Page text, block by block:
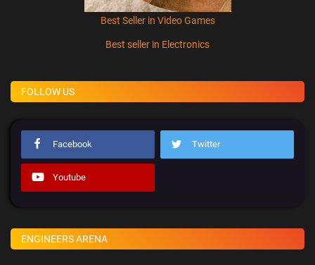
Best Seller in Video Games
Best seller in Electronics
FOLLOW US
Facebook Twitter
Youtube
ENGINEERS ARENA